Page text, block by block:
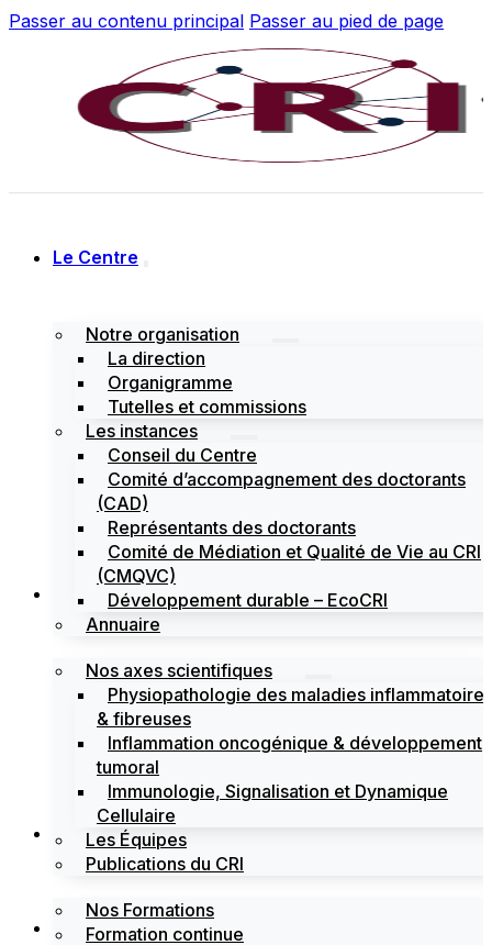
Passer au contenu principal Passer au pied de page
Le Centre
Notre organisation
La direction
Organigramme
Tutelles et commissions
Les instances
Conseil du Centre
Comité d’accompagnement des doctorants
(CAD)
Représentants des doctorants
Comité de Médiation et Qualité de Vie au CRI
(CMQVC)
Développement durable – EcoCRI
Annuaire
Recherche
Nos axes scientifiques
Physiopathologie des maladies inflammatoires
& fibreuses
Inflammation oncogénique & développement
tumoral
Immunologie, Signalisation et Dynamique
Cellulaire
Les Équipes
Publications du CRI
Formations
Nos Formations
Formation continue
Labels